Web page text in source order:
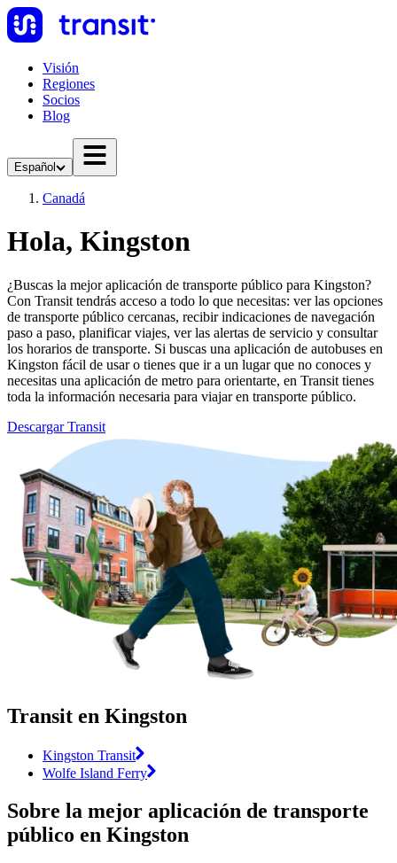
Visión
Regiones
Socios
Blog
Español
Canadá
Hola, Kingston
¿Buscas la mejor aplicación de transporte público para Kingston?
Con Transit tendrás acceso a todo lo que necesitas: ver las opciones
de transporte público cercanas, recibir indicaciones de navegación
paso a paso, planificar viajes, ver las alertas de servicio y consultar
los horarios de transporte. Si buscas una aplicación de autobuses en
Kingston fácil de usar o tienes que ir a un lugar que no conoces y
necesitas una aplicación de metro para orientarte, en Transit tienes
toda la información necesaria para viajar en transporte público.
Descargar Transit
Transit en Kingston
Kingston Transit
Wolfe Island Ferry
Sobre la mejor aplicación de transporte
público en Kingston